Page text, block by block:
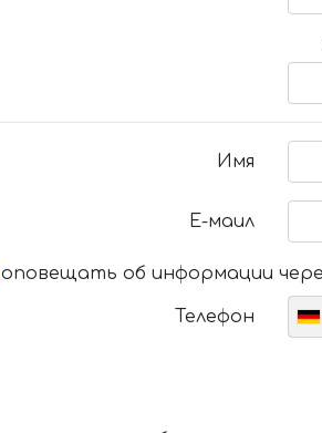
Имя
Е-маил
оповещать об информации
Телефон